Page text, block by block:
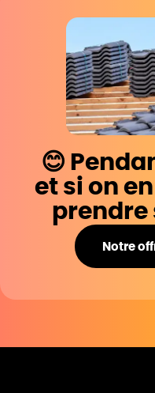
😊
et si on
prendre
Notre